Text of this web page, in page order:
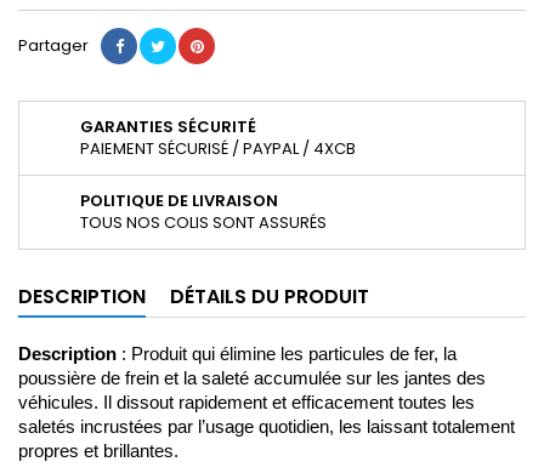
Partager
GARANTIES SÉCURITÉ
PAIEMENT SÉCURISÉ / PAYPAL / 4XCB
POLITIQUE DE LIVRAISON
TOUS NOS COLIS SONT ASSURÉS
DESCRIPTION DÉTAILS DU PRODUIT
Description : Produit qui élimine les particules de fer, la
poussière de frein et la saleté accumulée sur les jantes des
véhicules. Il dissout rapidement et efficacement toutes les
saletés incrustées par l’usage quotidien, les laissant totalement
propres et brillantes.